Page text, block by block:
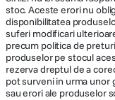
stoc. Aceste erori nu
disponibilitatea
suferi modificari
precum politica de
produselor pe stocul
rezerva dreptul de a
pot surveni in urma unor
sau erori ale produselor